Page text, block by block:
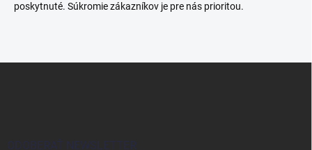
poskytnuté. Súkromie zákazníkov je pre nás prioritou.
ODOBERAŤ NEWSLETTER